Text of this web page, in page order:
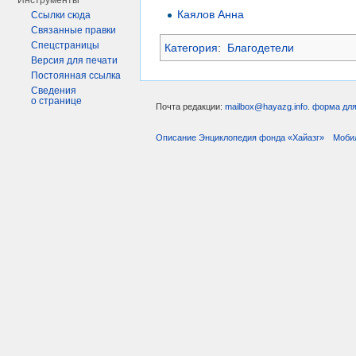
Каялов Анна
Категория: Благодетели
Ссылки сюда
Связанные правки
Спецстраницы
Версия для печати
Постоянная ссылка
Сведения
о странице
Почта редакции: mailbox@hayazg.info форма
Описание Энциклопедия фонда «Хайазг»